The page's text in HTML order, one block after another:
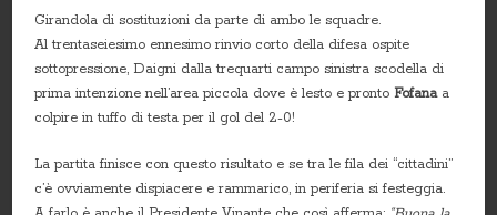
Girandola di sostituzioni da parte di ambo le squadre.
Al trentaseiesimo ennesimo rinvio corto della difesa ospite
sottopressione, Daigni dalla trequarti campo sinistra scodella di
prima intenzione nell’area piccola dove è lesto e prontoFofanaa
colpire in tuffo di testa per il gol del 2-0!
La partita finisce con questo risultato e se tra le fila dei “cittadini”
c’è ovviamente dispiacere e rammarico, in periferia si festeggia.